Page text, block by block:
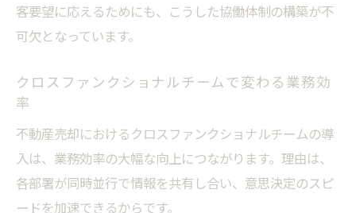
客要望に応えるためにも、こうした協働体制の構築が不
可欠となっています。
クロスファンクショナルチームで変わる業務効
率
不動産売却におけるクロスファンクショナルチームの導
入は、業務効率の大幅な向上につながります。理由は、
各部署が同時並行で情報を共有し合い、意思決定のスピ
ードを加速できるからです。